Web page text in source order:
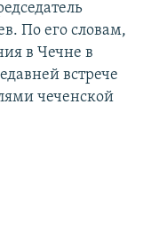
По его словам,
в Чечне в
встрече
чеченской